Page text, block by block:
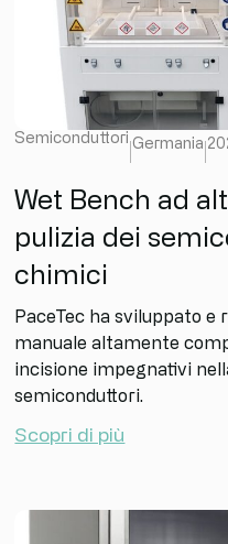
Semiconduttori Germania
Wet Bench ad
pulizia dei
chimici
PaceTec ha sviluppato e
manuale altamente
incisione impegnativi
semiconduttori.
Scopri di più